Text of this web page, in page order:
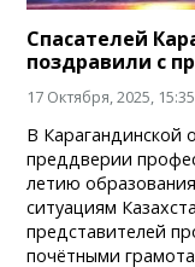
Спасателей
поздравили с
17 Октября, 2025, 15:35
В Карагандинской
преддверии
летию
ситуациям
представителей
почётными